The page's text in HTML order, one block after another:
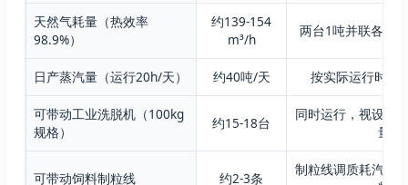
天然气耗量（热效率
98.9%）
约139-154
m³/h
两台1吨并联各耗
日产蒸汽量（运行20h/天） 约40吨/天 按实际运行时间
可带动工业洗脱机（100kg
规格）
约15-18台
同时运行，视设备
量
可带动饲料制粒线 约2-3条
制粒线调质耗汽约